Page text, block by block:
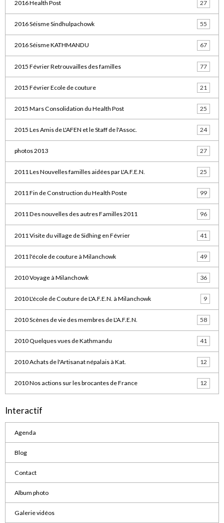
2016 Health Post 27
2016 Séisme Sindhulpachowk 55
2016 Séisme KATHMANDU 67
2015 Février Retrouvailles des familles 77
2015 Février Ecole de couture 21
2015 Mars Consolidation du Health Post 25
2015 Les Amis de L'AFEN et le Staff de l'Assoc. 24
photos 2013 27
2011 Les Nouvelles familles aidées par L'A.F.E.N. 25
2011 Fin de Construction du Health Poste 99
2011 Des nouvelles des autres Familles 2011 96
2011 Visite du village de Sidhing en Février 41
2011 l'école de couture à Milanchowk 49
2010 Voyage à Milanchowk 36
2010 L'école de Couture de L'A.F.E.N. à Milanchowk 9
2010 Scènes de vie des membres de L'A.F.E.N. 58
2010 Quelques vues de Kathmandu 41
2010 Achats de l'Artisanat népalais à Kat. 12
2010 Nos actions sur les brocantes de France 12
Interactif
Agenda
Blog
Contact
Album photo
Galerie vidéos